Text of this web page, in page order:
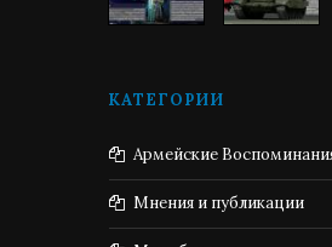
КАТЕГОРИИ
Армейские
Мнения и публикации